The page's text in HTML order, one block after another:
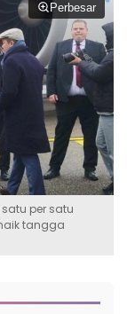
Perbesar
per satu
tangga